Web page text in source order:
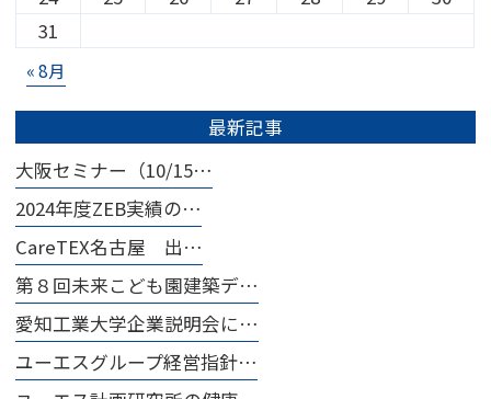
« 8月
31
最新記事
大阪セミナー（10/15…
2024年度ZEB実績の…
CareTEX名古屋 出…
第８回未来こども園建築デ…
愛知工業大学企業説明会に…
ユーエスグループ経営指針…